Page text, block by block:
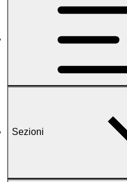
Sezioni